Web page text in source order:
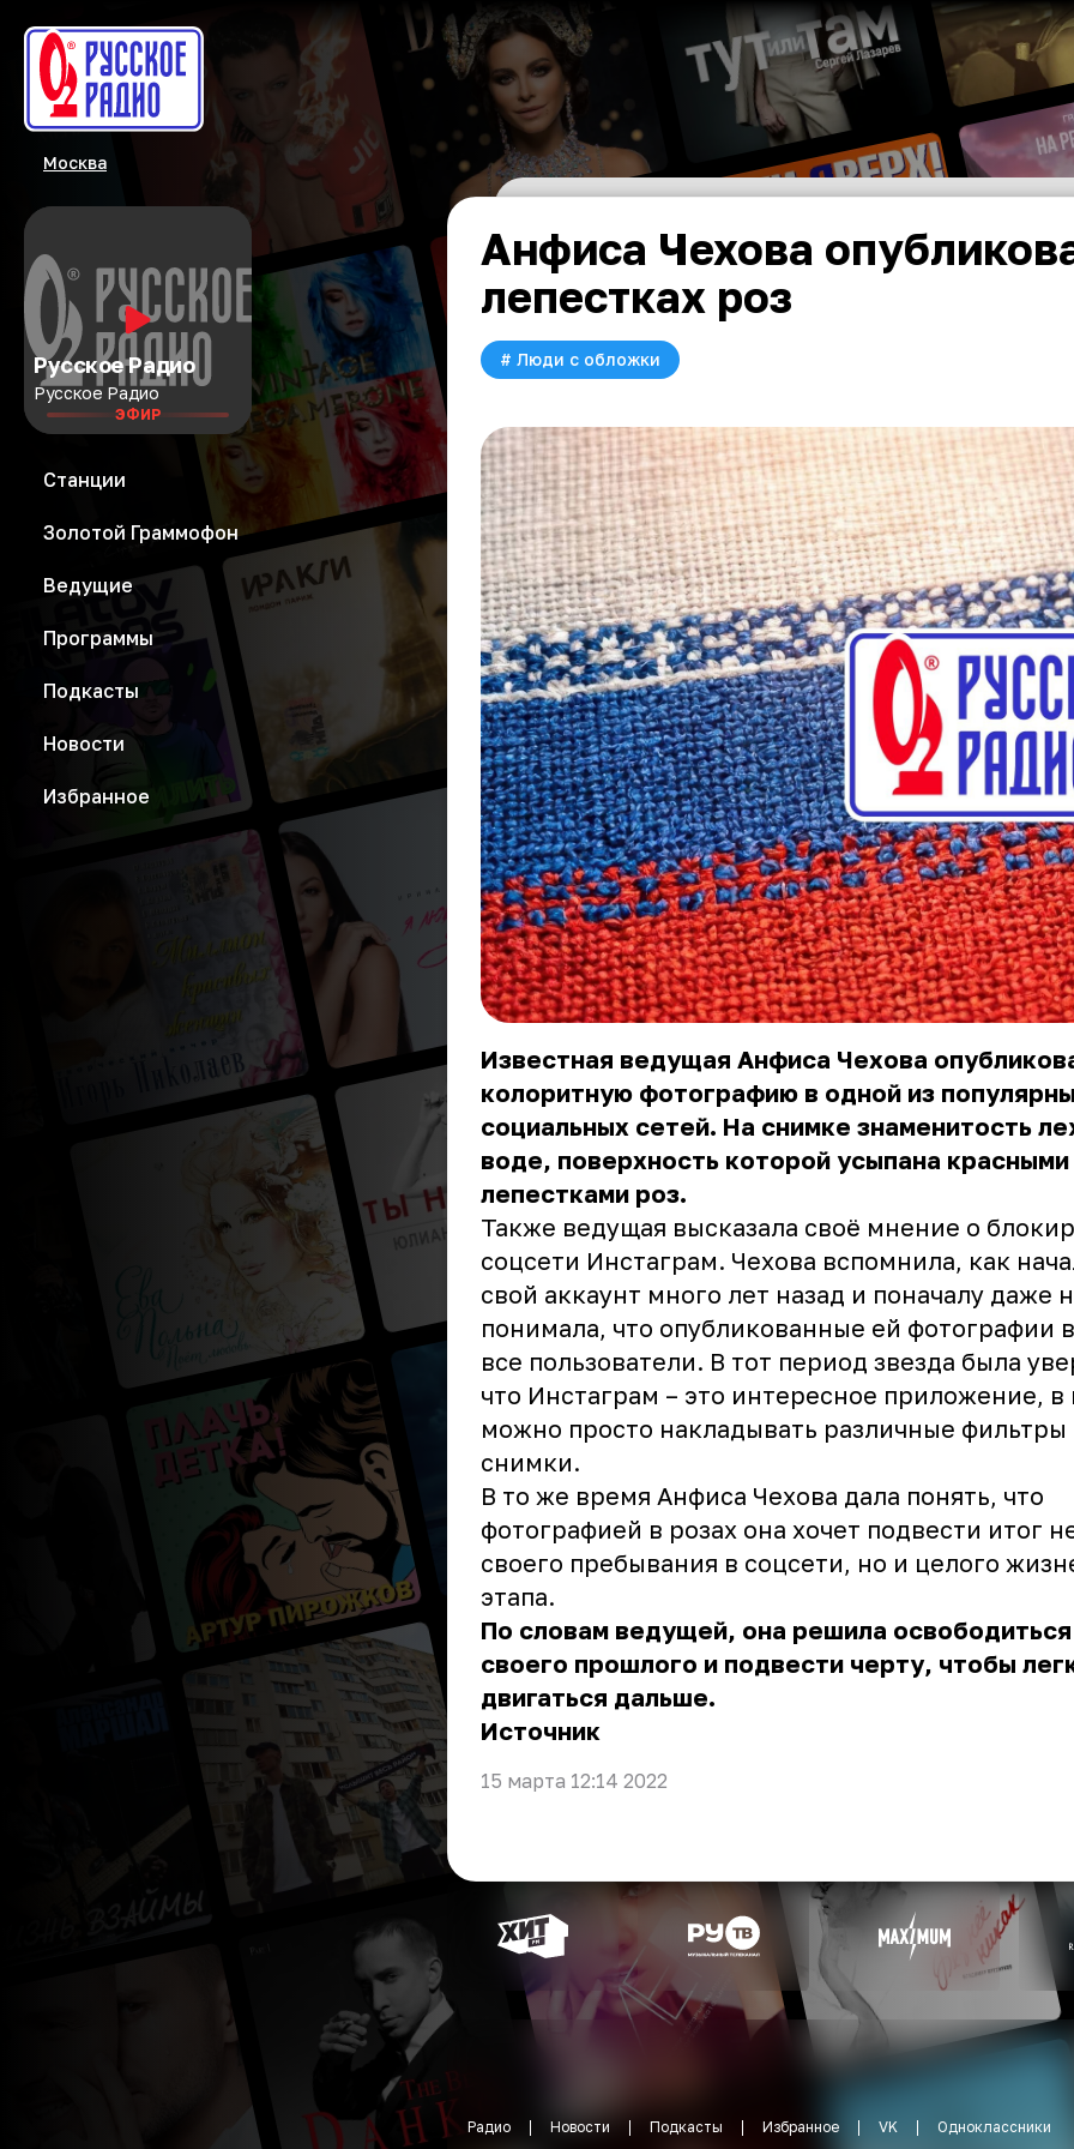
Москва
Русское Радио
Русское Радио
ЭФИР
Станции
Золотой Граммофон
Ведущие
Программы
Подкасты
Новости
Избранное
Анфиса Чехова
лепестках роз
# Люди с обложки
Известная ведущая Анфиса Чехова
колоритную фотографию в одной из
социальных сетей. На снимке знаменитость
воде, поверхность которой усыпана красными
лепестками роз.
Также ведущая высказала своё мнение о
соцсети Инстаграм. Чехова вспомнила, как
свой аккаунт много лет назад и поначалу даже
понимала, что опубликованные ей фотографии
все пользователи. В тот период звезда была
что Инстаграм – это интересное приложение, в
можно просто накладывать различные фильтры
снимки.
В то же время Анфиса Чехова дала понять, что
фотографией в розах она хочет подвести итог
своего пребывания в соцсети, но и целого
этапа.
По словам ведущей, она решила
своего прошлого и подвести черту, чтобы
двигаться дальше.
Источник
15 марта 12:14 2022
Радио Новости Подкасты Избранное VK Одноклассники